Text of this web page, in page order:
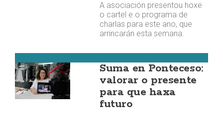
A asociación presentou hoxe
o cartel e o programa de
charlas para este ano, que
arrincarán esta semana.
Suma en Ponteceso:
valorar o presente
para que haxa
futuro